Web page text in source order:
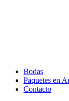
Bodas
Paquetes en
Contacto